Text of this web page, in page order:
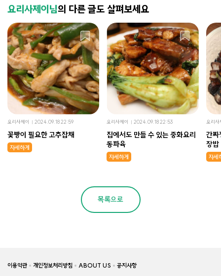
요리사제이님의 다른 글도 살펴보세요
요리사제이 2024.09.18 22:59
꽃빵이 필요한 고추잡채
자세하게
요리사제이 2024.09.18 22:53
집에서도 만들 수 있는 중화요리
동파육
자세하게
요리사
간짜
장밥
자세
목록으로
이용약관 개인정보처리방침 ABOUT US 공지사항